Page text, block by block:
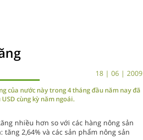
18 | 06 | 2009
của nước này trong 4 tháng đầu năm nay đã
cùng kỳ năm ngoái.
nhiều hơn so với các hàng nông sản
2,64% và các sản phẩm nông sản